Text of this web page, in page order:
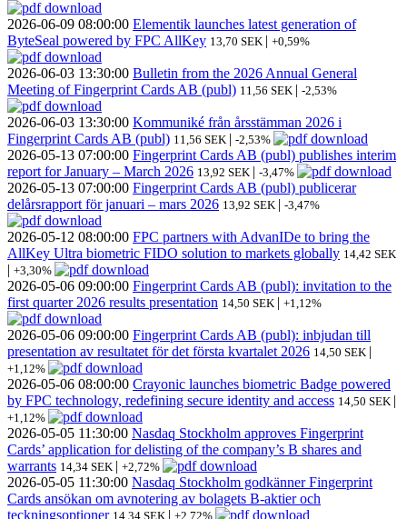
2026-06-09 08:00:00 Elementik launches latest generation of
ByteSeal powered by FPC AllKey 13,70 SEK | +0,59%
2026-06-03 13:30:00 Bulletin from the 2026 Annual General
Meeting of Fingerprint Cards AB (publ) 11,56 SEK | -2,53%
2026-06-03 13:30:00 Kommuniké från årsstämman 2026 i
Fingerprint Cards AB (publ) 11,56 SEK | -2,53%
2026-05-13 07:00:00 Fingerprint Cards AB (publ) publishes interim
report for January – March 2026 13,92 SEK | -3,47%
2026-05-13 07:00:00 Fingerprint Cards AB (publ) publicerar
delårsrapport för januari – mars 2026 13,92 SEK | -3,47%
2026-05-12 08:00:00 FPC partners with AdvanIDe to bring the
AllKey Ultra biometric FIDO solution to markets globally 14,42 SEK
| +3,30%
2026-05-06 09:00:00 Fingerprint Cards AB (publ): invitation to the
first quarter 2026 results presentation 14,50 SEK | +1,12%
2026-05-06 09:00:00 Fingerprint Cards AB (publ): inbjudan till
presentation av resultatet för det första kvartalet 2026 14,50 SEK |
+1,12%
2026-05-06 08:00:00 Crayonic launches biometric Badge powered
by FPC technology, redefining secure identity and access 14,50 SEK |
+1,12%
2026-05-05 11:30:00 Nasdaq Stockholm approves Fingerprint
Cards’ application for delisting of the company’s B shares and
warrants 14,34 SEK | +2,72%
2026-05-05 11:30:00 Nasdaq Stockholm godkänner Fingerprint
Cards ansökan om avnotering av bolagets B-aktier och
teckningsoptioner 14,34 SEK | +2,72%